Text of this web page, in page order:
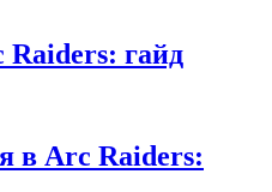
Raiders: гайд
в Arc Raiders: